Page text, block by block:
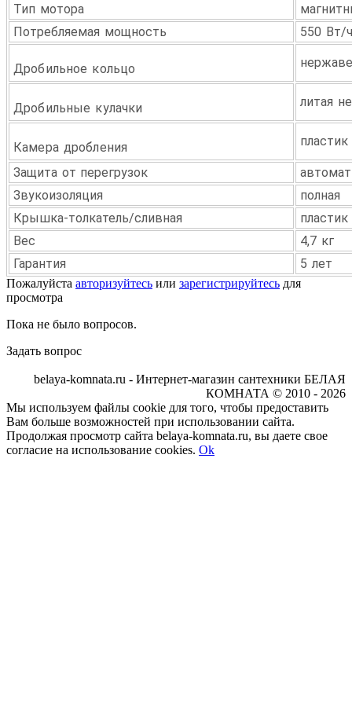
Тип мотора
Потребляемая мощность
550 Вт/
Дробильное кольцо
Дробильные кулачки литая
Камера дробления пластик
Защита от перегрузок
Звукоизоляция
полная
Крышка-толкатель/сливная
пластик
Вес
4,7 кг
Гарантия
5 лет
Пожалуйста авторизуйтесь или зарегистрируйтесь для
просмотра
Пока не было вопросов.
Задать вопрос
belaya-komnata.ru - Интернет-магазин сантехники БЕЛАЯ
КОМНАТА © 2010 - 2026
Мы используем файлы cookie для того, чтобы предоставить
Вам больше возможностей при использовании сайта.
Продолжая просмотр сайта belaya-komnata.ru, вы даете свое
согласие на использование cookies. Ok